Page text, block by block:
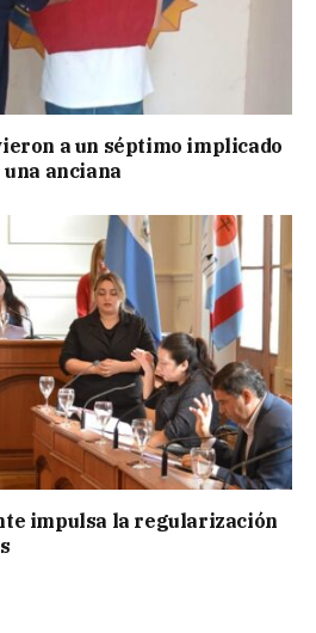
a un séptimo implicado
anciana
impulsa la regularización